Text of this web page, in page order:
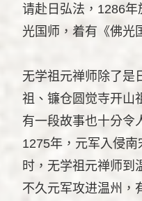
请赴日弘法，1286
光国师，着有《佛光
无学祖元禅师除了是
祖、镰仓圆觉寺开山
有一段故事也十分令
1275年，元军入侵南
时，无学祖元禅师到
不久元军攻进温州，